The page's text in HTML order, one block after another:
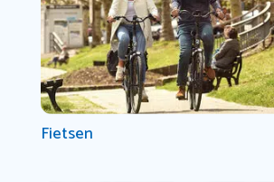
Fietsen